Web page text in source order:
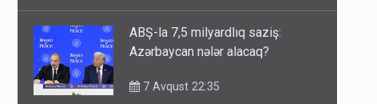
ABŞ-la 7,5 milyardlıq saziş:
Azərbaycan nələr alacaq?
7 Avqust 22:35